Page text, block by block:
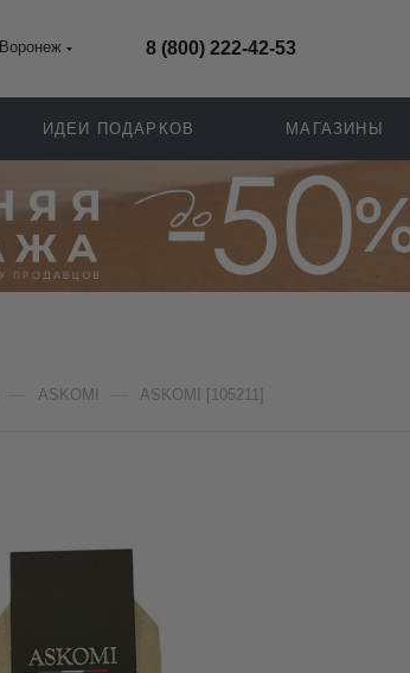
Воронеж 8 (800) 222-42-53
ИДЕИ ПОДАРКОВ МАГАЗИНЫ
ASKOMI ASKOMI [105211]